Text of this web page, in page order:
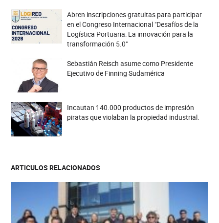
Abren inscripciones gratuitas para participar
en el Congreso Internacional "Desafíos de la
Logística Portuaria: La innovación para la
transformación 5.0"
Sebastián Reisch asume como Presidente
Ejecutivo de Finning Sudamérica
Incautan 140.000 productos de impresión
piratas que violaban la propiedad industrial.
ARTICULOS RELACIONADOS